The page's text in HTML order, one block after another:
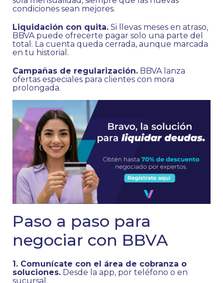
condiciones sean mejores.
Liquidación con quita. Si llevas meses en atraso,
BBVA puede ofrecerte pagar solo una parte del
total. La cuenta queda cerrada, aunque marcada
en tu historial.
Campañas de regularización. BBVA lanza
ofertas especiales para clientes con mora
prolongada.
Paso a paso para
negociar con BBVA
1. Comunícate con el área de cobranza o
soluciones. Desde la app, por teléfono o en
sucursal.